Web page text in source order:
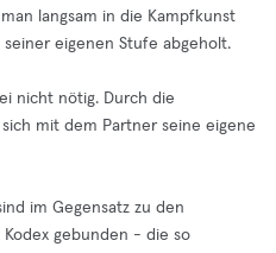
langsam in die Kampfkunst
eigenen Stufe abgeholt.
nicht nötig. Durch die
mit dem Partner seine eigene
im Gegensatz zu den
gebunden - die so